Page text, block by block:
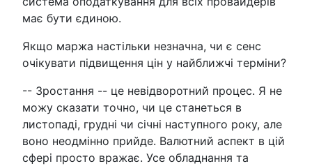
має бути єдиною.
Якщо маржа настільки незначна, чи є сенс
очікувати підвищення цін у найближчі терміни?
-- Зростання -- це невідворотний процес. Я не
можу сказати точно, чи це станеться в
листопаді, грудні чи січні наступного року, але
воно неодмінно прийде. Валютний аспект в цій
сфері просто вражає. Усе обладнання та